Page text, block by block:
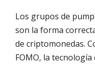
Los grupos de
son la forma
de criptomonedas.
FOMO, la